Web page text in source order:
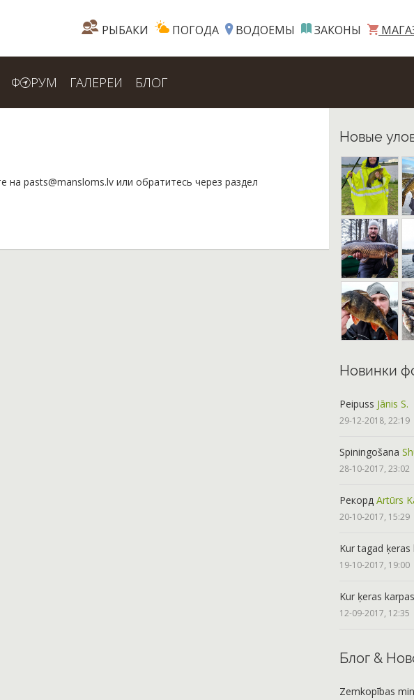
РЫБАКИ ПОГОДА ВОДОЕМЫ ЗАКОНЫ
Ф РУМ ГАЛЕРЕИ БЛОГ
на pasts@mansloms.lv или обратитесь через раздел
Новые
Новинки
Peipuss Jānis S.
29-12-2018, 22:19
Spiningošana
28-10-2017, 23:02
Рекорд Artūrs
20-10-2017, 15:29
Kur tagad ķeras
19-10-2017, 19:00
Kur ķeras
12-09-2017, 12:35
Блог &
Zemkopības